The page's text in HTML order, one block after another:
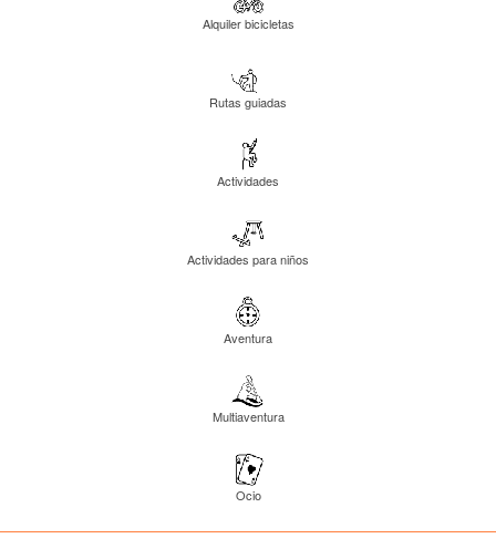
Alquiler bicicletas
Rutas guiadas
Actividades
Actividades para niños
Aventura
Multiaventura
Ocio